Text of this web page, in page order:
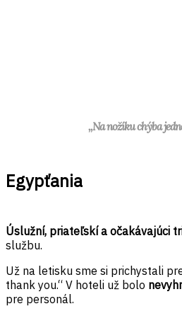
,,Na nožíku chýba
Egypťania
Úslužní, priateľskí a očakávajúci
službu.
Už na letisku sme si prichystali
thank you.“ V hoteli už bolo
pre personál.